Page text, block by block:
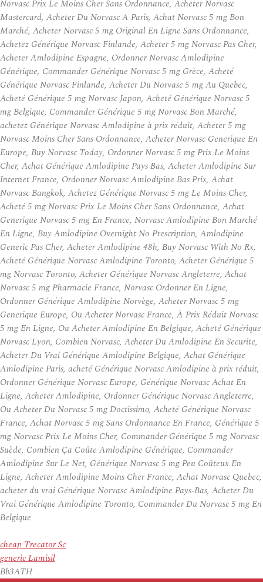
Norvasc Prix Le Moins Cher Sans Ordonnance, Acheter Norvasc
Mastercard, Acheter Du Norvasc A Paris, Achat Norvasc 5 mg Bon
Marché, Acheter Norvasc 5 mg Original En Ligne Sans Ordonnance,
Achetez Générique Norvasc Finlande, Acheter 5 mg Norvasc Pas Cher,
Acheter Amlodipine Espagne, Ordonner Norvasc Amlodipine
Générique, Commander Générique Norvasc 5 mg Grèce, Acheté
Générique Norvasc Finlande, Acheter Du Norvasc 5 mg Au Quebec,
Acheté Générique 5 mg Norvasc Japon, Acheté Générique Norvasc 5
mg Belgique, Commander Générique 5 mg Norvasc Bon Marché,
achetez Générique Norvasc Amlodipine à prix réduit, Acheter 5 mg
Norvasc Moins Cher Sans Ordonnance, Acheter Norvasc Generique En
Europe, Buy Norvasc Today, Ordonner Norvasc 5 mg Prix Le Moins
Cher, Achat Générique Amlodipine Pays Bas, Acheter Amlodipine Sur
Internet France, Ordonner Norvasc Amlodipine Bas Prix, Achat
Norvasc Bangkok, Achetez Générique Norvasc 5 mg Le Moins Cher,
Acheté 5 mg Norvasc Prix Le Moins Cher Sans Ordonnance, Achat
Generique Norvasc 5 mg En France, Norvasc Amlodipine Bon Marché
En Ligne, Buy Amlodipine Overnight No Prescription, Amlodipine
Generic Pas Cher, Acheter Amlodipine 48h, Buy Norvasc With No Rx,
Acheté Générique Norvasc Amlodipine Toronto, Acheter Générique 5
mg Norvasc Toronto, Acheter Générique Norvasc Angleterre, Achat
Norvasc 5 mg Pharmacie France, Norvasc Ordonner En Ligne,
Ordonner Générique Amlodipine Norvège, Acheter Norvasc 5 mg
Generique Europe, Ou Acheter Norvasc France, À Prix Réduit Norvasc
5 mg En Ligne, Ou Acheter Amlodipine En Belgique, Acheté Générique
Norvasc Lyon, Combien Norvasc, Acheter Du Amlodipine En Securite,
Acheter Du Vrai Générique Amlodipine Belgique, Achat Générique
Amlodipine Paris, acheté Générique Norvasc Amlodipine à prix réduit,
Ordonner Générique Norvasc Europe, Générique Norvasc Achat En
Ligne, Acheter Amlodipine, Ordonner Générique Norvasc Angleterre,
Ou Acheter Du Norvasc 5 mg Doctissimo, Acheté Générique Norvasc
France, Achat Norvasc 5 mg Sans Ordonnance En France, Générique 5
mg Norvasc Prix Le Moins Cher, Commander Générique 5 mg Norvasc
Suède, Combien Ça Coûte Amlodipine Générique, Commander
Amlodipine Sur Le Net, Générique Norvasc 5 mg Peu Coûteux En
Ligne, Acheter Amlodipine Moins Cher France, Achat Norvasc Quebec,
acheter du vrai Générique Norvasc Amlodipine Pays-Bas, Acheter Du
Vrai Générique Amlodipine Toronto, Commander Du Norvasc 5 mg En
Belgique
cheap Trecator Sc
generic Lamisil
Bb3ATH